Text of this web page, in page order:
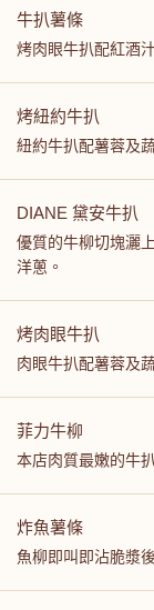
牛扒薯條
烤肉眼牛扒配紅酒
烤紐約牛扒
紐約牛扒配薯蓉及
DIANE 黛安牛扒
優質的牛柳切塊灑
洋蔥。
烤肉眼牛扒
肉眼牛扒配薯蓉及
菲力牛柳
本店肉質最嫩的牛
炸魚薯條
魚柳即叫即沾脆漿